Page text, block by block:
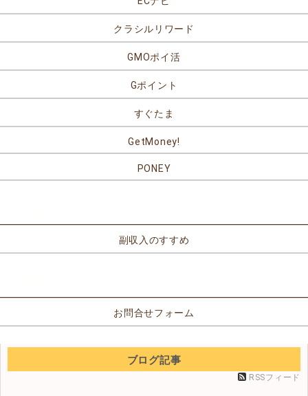
クラシルリワード
GMOポイ活
Gポイント
すぐたま
GetMoney!
PONEY
副収入のすすめ
お問合せフォーム
ブログ記事
RSSフィード